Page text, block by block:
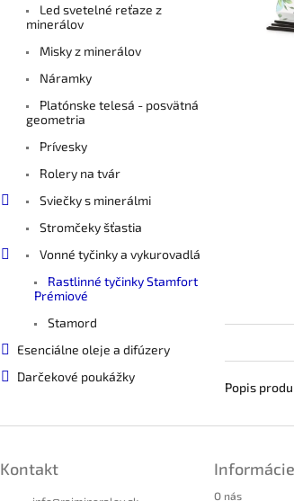
Led svetelné reťaze z
minerálov
Misky z minerálov
Náramky
Platónske telesá - posvätná
geometria
Prívesky
Rolery na tvár
Sviečky s minerálmi
Stromčeky šťastia
Vonné tyčinky a vykurovadlá
Rastlinné tyčinky Stamfort
Prémiové
Stamord
Esenciálne oleje a difúzery
Darčekové poukážky
Popis
Kontakt
O nás